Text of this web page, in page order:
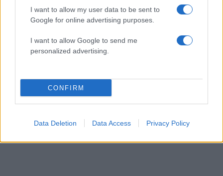
I want to allow my user data to be sent to
Google for online advertising purposes.
I want to allow Google to send me
personalized advertising.
CONFIRM
Data Deletion Data Access Privacy Policy
Συνταγες
Zucchini Tots
ΔΙΑΦΗΜΙΣΗ